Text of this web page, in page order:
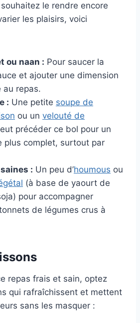
le rendre encore
les plaisirs, voici
ou naan : Pour saucer la
et ajouter une dimension
au repas.
: Une petite soupe de
ou un velouté de
précéder ce bol pour un
plus complet, surtout par
: Un peu d’houmous ou
(à base de yaourt de
pour accompagner
de légumes crus à
repas frais et sain, optez
qui rafraîchissent et mettent
sans les masquer :